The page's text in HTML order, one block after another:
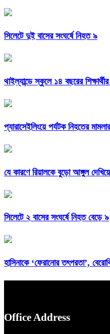
সিলেটে দুই বাসের সংঘর্ষে নিহত ৯
থাইল্যান্ডে স্কুলে ১৪ বছরের
প্যারাসেইলিংয়ে পর্যটক নিহতের
যে কারণে রিয়ালকে বুড়ো আঙ্গুল দেখিয়ে
সিলেটে ২ বাসের সংঘর্ষে নিহত বেড়ে ৯
হাসিনাকে ‘ফেরানোর তৎপরতা’,
Office Address